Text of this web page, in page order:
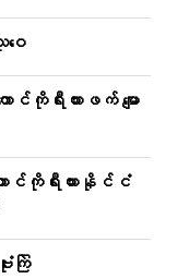
ေ
ာင်ကိုရီးယားဖက် မျော
င်ကိုရီးယားနိုင်ငံ
ကြဲ